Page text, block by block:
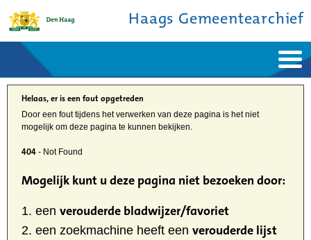
Haags Gemeentearchief
Home
Nieuws
Ontdek de stad
De studiezaal
Bronnen en collecties
Over ons
Contact
Helaas, er is een fout opgetreden
Door een fout tijdens het verwerken van deze pagina is het niet
mogelijk om deze pagina te kunnen bekijken.
404 - Not Found
Mogelijk kunt u deze pagina niet bezoeken door:
een verouderde bladwijzer/favoriet
een zoekmachine heeft een verouderde lijst